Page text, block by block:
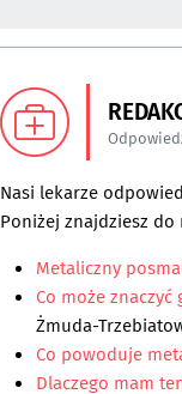
Nasi lekarze
Poniżej znajdziesz
Metaliczny
Co może
Żmuda-
Co powoduje
Dlaczego mam